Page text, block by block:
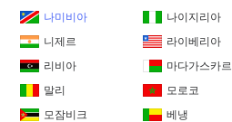
나미비아
나이지리아
니제르
라이베리아
리비아
마다가스카르
말리
모로코
모잠비크
베냉